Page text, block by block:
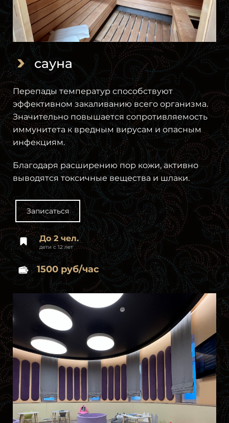
сауна
Перепады температур способствуют
эффективном закаливанию всего организма.
Значительно повышается сопротивляемость
иммунитета к вредным вирусам и опасным
инфекциям.
Благодаря расширению пор кожи, активно
выводятся токсичные вещества и шлаки.
Записаться
До 2 чел.
дети с 12 лет
1500 руб/час